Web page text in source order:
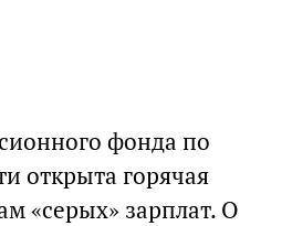
фонда по
открыта горячая
«серых» зарплат. О